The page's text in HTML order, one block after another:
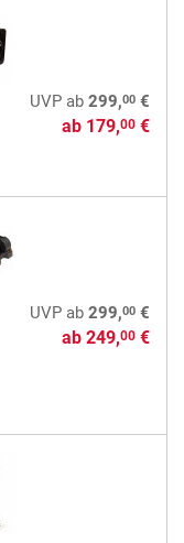
UVPab 299,00€
ab 179,00€
UVPab 299,00€
ab 249,00€